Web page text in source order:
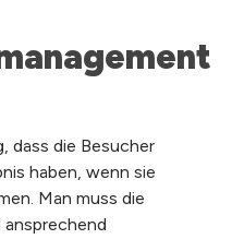
dass die Besucher
haben, wenn sie
Man muss die
ansprechend